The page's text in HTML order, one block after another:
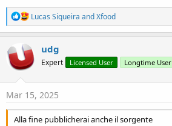
R
e
a
t
i
n
s
Lucas Siqueira andXfood
udg
Expert Licensed User Longtime User
Mar 15, 2025
Alla fine pubblicherai anche il sorgente